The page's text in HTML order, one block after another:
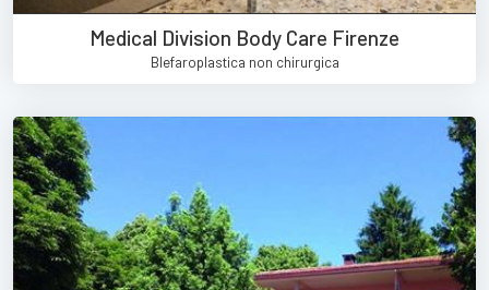
Medical Division Body Care Firenze
Blefaroplastica non chirurgica